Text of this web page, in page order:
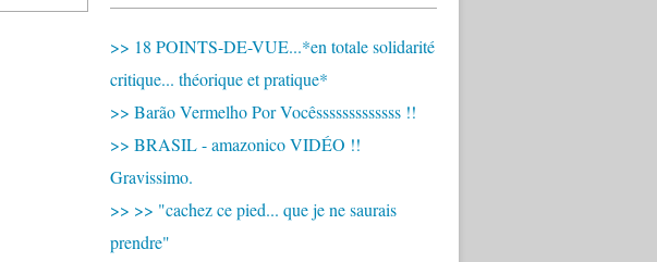
>> 18 POINTS-DE-VUE...*en totale solidarité
critique... théorique et pratique*
>> Barão Vermelho Por Vocêsssssssssssss !!
>> BRASIL - amazonico VIDÉO !!
Gravissimo.
>> >> "cachez ce pied... que je ne saurais
prendre"